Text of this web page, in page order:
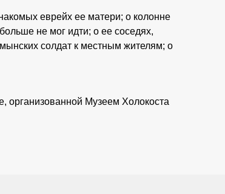
еврейх ее матери; о колонне
не мог идти; о ее соседях,
солдат к местным жителям; о
организованной Музеем Холокоста